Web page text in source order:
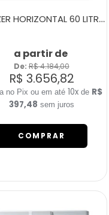
FREEZER HORIZONTAL 60 LITROS FH80C PRETO
a partir de
De: R$ 4.184,00
R$ 3.656,82
10x de R$
397,48 sem juros
COMPRAR